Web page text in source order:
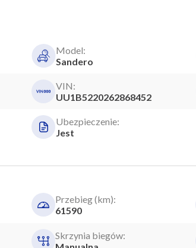
Model:
Sandero
VIN:
UU1B5220262868452
Ubezpieczenie:
Jest
Przebieg (km):
61590
Skrzynia biegów: